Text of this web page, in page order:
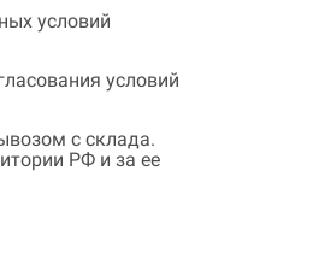
условий
условий
с склада.
РФ и за ее